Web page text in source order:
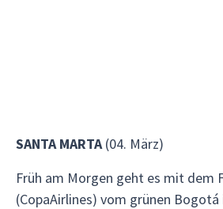
SANTA MARTA(04. März)
Früh am Morgen geht es mit dem
(CopaAirlines) vom grünen Bogotá